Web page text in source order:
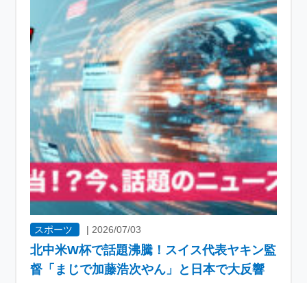
スポーツ | 2026/07/03
北中米W杯で話題沸騰！スイス代表ヤキン監
督「まじで加藤浩次やん」と日本で大反響